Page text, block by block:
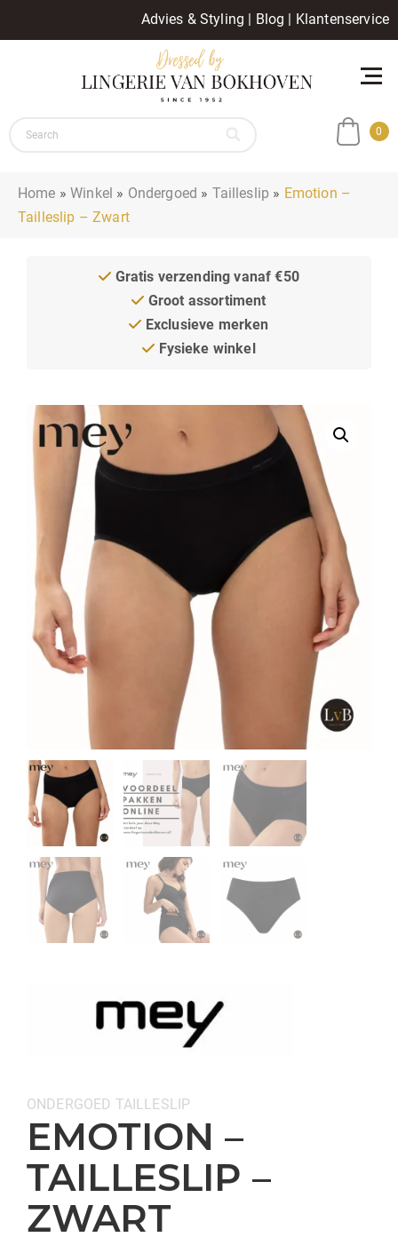
Advies & Styling | Blog | Klantenservice
0
Home »Winkel » Ondergoed » Tailleslip » Emotion –
Tailleslip – Zwart
Gratis verzending vanaf €50
Groot assortiment
Exclusieve merken
Fysieke winkel
Categorieën:
ONDERGOED TAILLESLIP
EMOTION –
TAILLESLIP –
ZWART